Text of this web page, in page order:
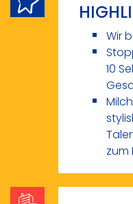
Wir
10
zum